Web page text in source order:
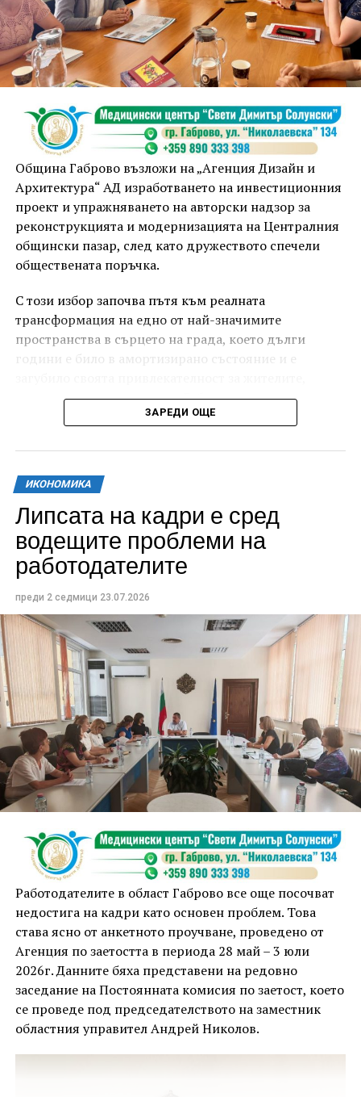
Община Габрово възложи на „Агенция Дизайн и
Архитектура“ АД изработването на инвестиционния
проект и упражняването на авторски надзор за
реконструкцията и модернизацията на Централния
общински пазар, след като дружеството спечели
обществената поръчка.
С този избор започва пътя към реалната
трансформация на едно от най-значимите
пространства в сърцето на града, което дълги
години е било в амортизирано състояние и е
младите хора и гостите на Габрово.
Проектът предвижда изготвяне на пълния
инвестиционен работен проект във всички
необходими части – архитектура, конструктивни
решения, електро- и ВиК инсталации, енергийна
ефективност, ОВК, благоустройство,
паркоустройство, пътна инфраструктура и
организация на движението.
Това е първата стъпка към създаването на
съвременна, функционална и устойчива среда,
която да отговори на политиките на Габрово като
един от климатично неутралните градове в Европа.
„Работим за това Общински пазар Габрово да има
съвсем ново развитие, което ще отрази много от
традициите, но по начин, който ще бъдат
осъвременени и ще направят мястото наистина
привлекателно“, подчерта кметът Таня Христова.
ЗАРЕДИ ОЩЕ
ИКОНОМИКА
Липсата на кадри е сред
водещите проблеми на
работодателите
преди 2 седмици 23.07.2026
Работодателите в област Габрово все още посочват
недостига на кадри като основен проблем. Това
става ясно от анкетното проучване, проведено от
Агенция по заетостта в периода 28 май – 3 юли
2026г. Данните бяха представени на редовно
заседание на Постоянната комисия по заетост, което
се проведе под председателството на заместник
областния управител Андрей Николов.